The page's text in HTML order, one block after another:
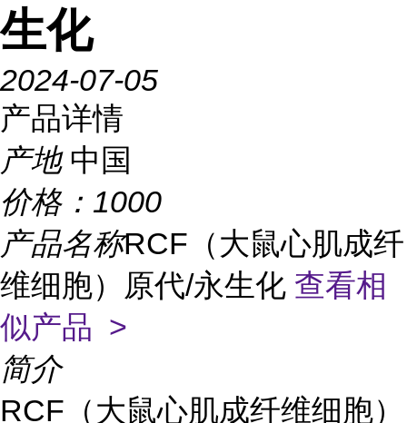
生化
2024-07-05
产品详情
产地 中国
价格： 1000
产品名称RCF（大鼠心肌成纤
维细胞）原代/永生化 查看相
似产品 >
简介
RCF（大鼠心肌成纤维细胞）